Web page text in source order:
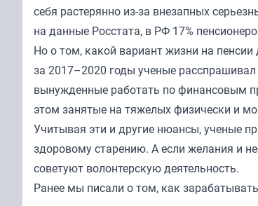
себя растерянно из-за внезапных
на данные Росстата, в РФ 17%
Но о том, какой вариант жизни на
за 2017–2020 годы ученые
вынужденные работать по финансовым
этом занятые на тяжелых физически и
Учитывая эти и другие нюансы, ученые
здоровому старению. А если желания и
советуют волонтерскую деятельность.
Ранее мы писали о том, как